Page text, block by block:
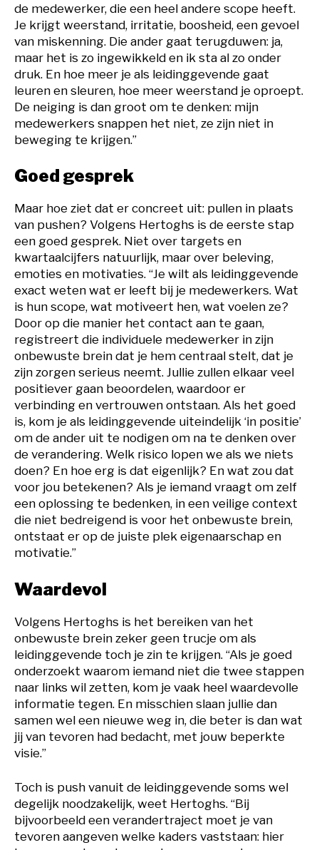
de medewerker, die een heel andere scope heeft.
Je krijgt weerstand, irritatie, boosheid, een gevoel
van miskenning. Die ander gaat terugduwen: ja,
maar het is zo ingewikkeld en ik sta al zo onder
druk. En hoe meer je als leidinggevende gaat
leuren en sleuren, hoe meer weerstand je oproept.
De neiging is dan groot om te denken: mijn
medewerkers snappen het niet, ze zijn niet in
beweging te krijgen.”
Goed gesprek
Maar hoe ziet dat er concreet uit: pullen in plaats
van pushen? Volgens Hertoghs is de eerste stap
een goed gesprek. Niet over targets en
kwartaalcijfers natuurlijk, maar over beleving,
emoties en motivaties. “Je wilt als leidinggevende
exact weten wat er leeft bij je medewerkers. Wat
is hun scope, wat motiveert hen, wat voelen ze?
Door op die manier het contact aan te gaan,
registreert die individuele medewerker in zijn
onbewuste brein dat je hem centraal stelt, dat je
zijn zorgen serieus neemt. Jullie zullen elkaar veel
positiever gaan beoordelen, waardoor er
verbinding en vertrouwen ontstaan. Als het goed
is, kom je als leidinggevende uiteindelijk ‘in positie’
om de ander uit te nodigen om na te denken over
de verandering. Welk risico lopen we als we niets
doen? En hoe erg is dat eigenlijk? En wat zou dat
voor jou betekenen? Als je iemand vraagt om zelf
een oplossing te bedenken, in een veilige context
die niet bedreigend is voor het onbewuste brein,
ontstaat er op de juiste plek eigenaarschap en
motivatie.”
Waardevol
Volgens Hertoghs is het bereiken van het
onbewuste brein zeker geen trucje om als
leidinggevende toch je zin te krijgen. “Als je goed
onderzoekt waarom iemand niet die twee stappen
naar links wil zetten, kom je vaak heel waardevolle
informatie tegen. En misschien slaan jullie dan
samen wel een nieuwe weg in, die beter is dan wat
jij van tevoren had bedacht, met jouw beperkte
visie.”
Toch is push vanuit de leidinggevende soms wel
degelijk noodzakelijk, weet Hertoghs. “Bij
bijvoorbeeld een verandertraject moet je van
tevoren aangeven welke kaders vaststaan: hier